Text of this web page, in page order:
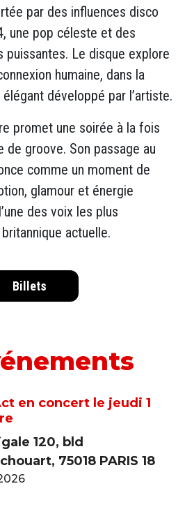
par des influences disco
une pop céleste et des
puissantes. Le disque explore
humaine, dans la
développé par l’artiste.
promet une soirée à la fois
de groove. Son passage au
comme un moment de
glamour et énergie
des voix les plus
actuelle.
Billets
en concert le jeudi 1
120, bld
75018 PARIS 18